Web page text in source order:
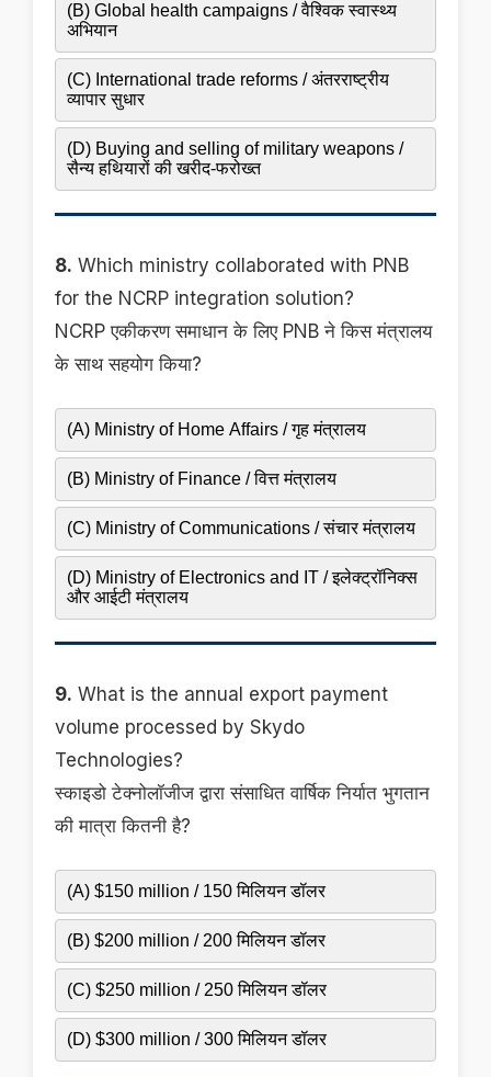
(B) Global health campaigns / वैश्विक स्वास्थ्य
अभियान
(C) International trade reforms / अंतरराष्ट्रीय
व्यापार सुधार
(D) Buying and selling of military weapons /
सैन्य हथियारों की खरीद-फरोख्त
8. Which ministry collaborated with PNB
for the NCRP integration solution?
NCRP एकीकरण समाधान के लिए PNB ने किस मंत्रालय
के साथ सहयोग किया?
(A) Ministry of Home Affairs / गृह मंत्रालय
(B) Ministry of Finance / वित्त मंत्रालय
(C) Ministry of Communications / संचार मंत्रालय
(D) Ministry of Electronics and IT / इलेक्ट्रॉनिक्स
और आईटी मंत्रालय
9. What is the annual export payment
volume processed by Skydo
Technologies?
स्काइडो टेक्नोलॉजीज द्वारा संसाधित वार्षिक निर्यात भुगतान
की मात्रा कितनी है?
(A) $150 million / 150 मिलियन डॉलर
(B) $200 million / 200 मिलियन डॉलर
(C) $250 million / 250 मिलियन डॉलर
(D) $300 million / 300 मिलियन डॉलर